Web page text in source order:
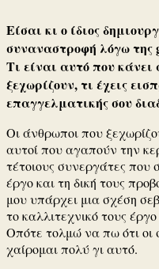
Είσαι κι ο ίδιος
συναναστροφή λόγω της
Τι είναι αυτό που
ξεχωρίζουν, τι έχεις
επαγγελματικής σου
Οι άνθρωποι που
αυτοί που αγαπούν την
τέτοιους συνεργάτες που
έργο και τη δική τους
μου υπάρχει μια σχέση
το καλλιτεχνικό τους
Οπότε τολμώ να πω ότι οι
χαίρομαι πολύ γι αυτό.